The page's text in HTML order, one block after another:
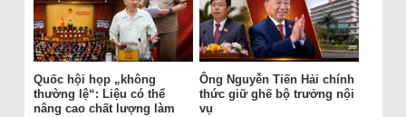
Quốc hội họp „không
thường lệ“: Liệu có thể
nâng cao chất lượng làm
Ông Nguyễn Tiến Hải chính
thức giữ ghế bộ trưởng nội
vụ